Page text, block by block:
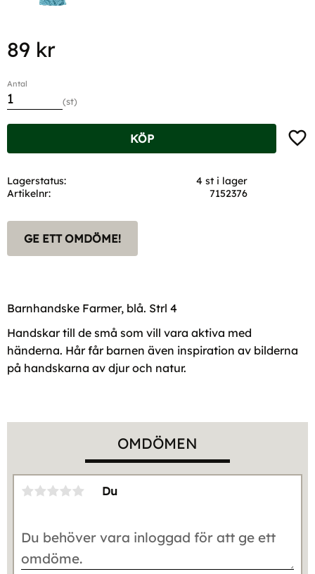
89 kr
Antal
st
KÖP
Lagerstatus
4 st i lager
Artikelnr
7152376
GE ETT OMDÖME!
Barnhandske Farmer, blå. Strl 4
Handskar till de små som vill vara aktiva med
händerna. Hår får barnen även inspiration av bilderna
på handskarna av djur och natur.
OMDÖMEN
Du